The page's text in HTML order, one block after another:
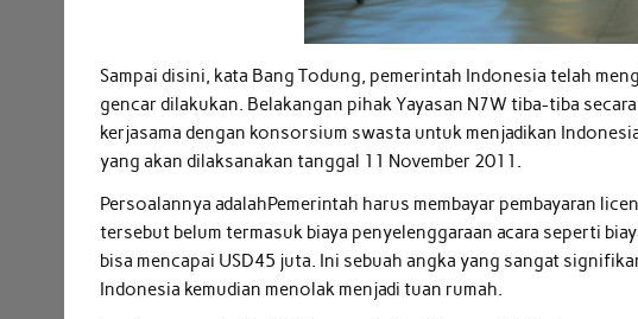
Sampai disini, kata Bang Todung, pemerintah Indonesia telah
gencar dilakukan. Belakangan pihak Yayasan N7W tiba-tiba
kerjasama dengan konsorsium swasta untuk menjadikan
yang akan dilaksanakan tanggal 11 November 2011.
Persoalannya adalahPemerintah harus membayar pembayaran
tersebut belum termasuk biaya penyelenggaraan acara seperti
bisa mencapai USD45 juta. Ini sebuah angka yang sangat
Indonesia kemudian menolak menjadi tuan rumah.